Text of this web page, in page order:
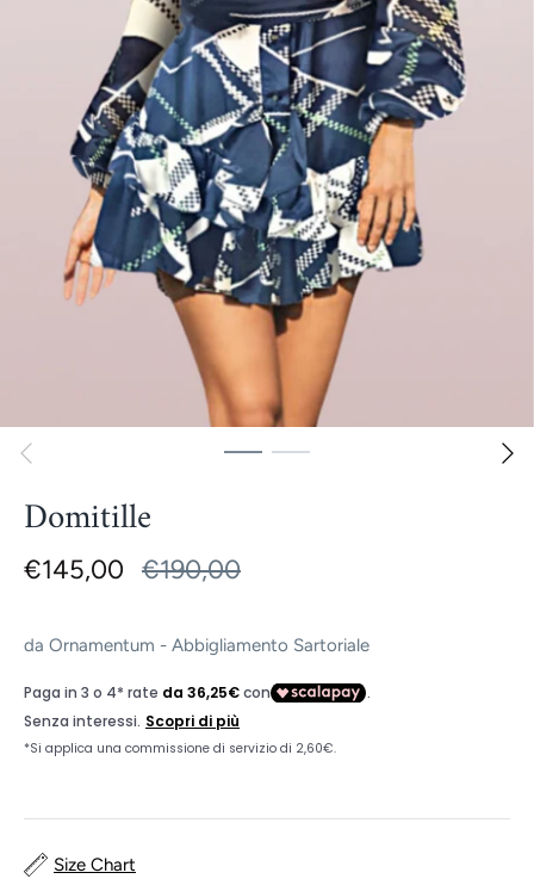
Domitille
€145,00 €190,00
da Ornamentum - Abbigliamento Sartoriale
Size Chart